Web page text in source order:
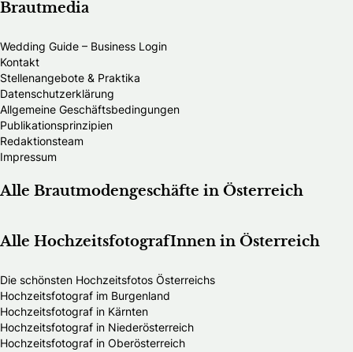
Brautmedia
Wedding Guide – Business Login
Kontakt
Stellenangebote & Praktika
Datenschutzerklärung
Allgemeine Geschäftsbedingungen
Publikationsprinzipien
Redaktionsteam
Impressum
Alle Brautmodengeschäfte in Österreich
Alle HochzeitsfotografInnen in Österreich
Die schönsten Hochzeitsfotos Österreichs
Hochzeitsfotograf im Burgenland
Hochzeitsfotograf in Kärnten
Hochzeitsfotograf in Niederösterreich
Hochzeitsfotograf in Oberösterreich